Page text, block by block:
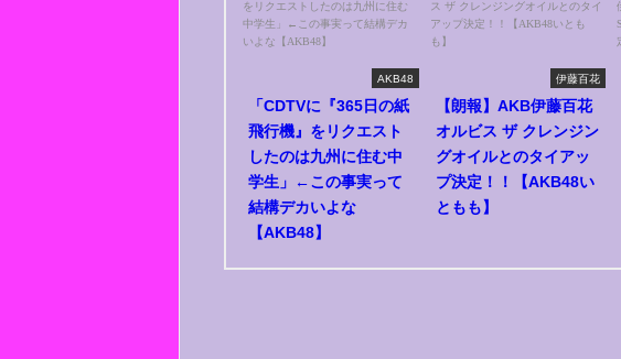
AKB48
「CDTVに『365日の紙
飛行機』をリクエスト
したのは九州に住む中
学生」←この事実って
結構デカいよな
【AKB48】
伊藤百花
【朗報】AKB伊藤百花
オルビス ザ クレンジン
グオイルとのタイアッ
プ決定！！【AKB48い
ともも】